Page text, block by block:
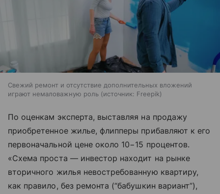
Свежий ремонт и отсутствие дополнительных вложений
играют немаловажную роль
источник: Freepik
По оценкам эксперта, выставляя на продажу
приобретенное жилье, флипперы прибавляют к его
первоначальной цене около 10−15 процентов.
«Схема проста — инвестор находит на рынке
вторичного жилья невостребованную квартиру,
как правило, без ремонта (“бабушкин вариант”),